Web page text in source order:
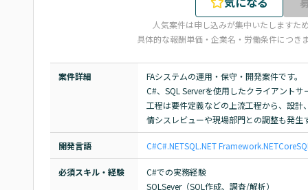
人気案件は申し込みが集中いたしますた
具体的な報酬単価・企業名・労働条件につき
案件詳細
FAシステムの運用・保守・開発案件です。
C#、SQL Serverを使用したクライアント
工程は要件定義などの上流工程から、設
情シスレビューや現場部門との調整も発
開発言語 C#C#.NETSQL .NET Framework.NETCore
必須スキル・経験
C#での実務経験
SQLSever（SQL作成、調査/解析）